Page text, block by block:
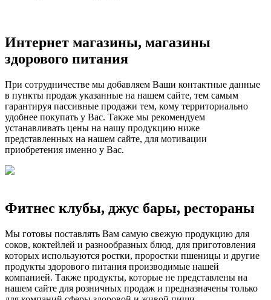
Интернет магазины, магазины
здорового питания
При сотрудничестве мы добавляем Ваши контактные данные
в пункты продаж указанные на нашем сайте, тем самым
гарантируя пассивные продажи тем, кому территориально
удобнее покупать у Вас. Также мы рекомендуем
устанавливать цены на нашу продукцию ниже
представленных на нашем сайте, для мотивации
приобретения именно у Вас.
Фитнес клубы, джус бары, рестораны
Мы готовы поставлять Вам самую свежую продукцию для
соков, коктейлей и разнообразных блюд, для приготовления
которых используются ростки, проростки пшеницы и другие
продукты здорового питания производимые нашей
компанией. Также продукты, которые не представлены на
нашем сайте для розничных продаж и предназначены только